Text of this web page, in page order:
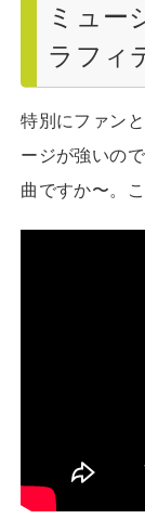
ミュー
ラフィ
特別にファン
ージが強いの
曲ですか〜。